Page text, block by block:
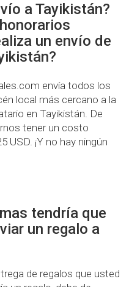
a Tayikistán?
un envío de
envía todos los
local más cercano a la
en Tayikistán. De
tener un costo
USD. ¡Y no hay ningún
tendría que
un regalo a
de regalos que usted